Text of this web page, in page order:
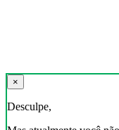
×
Desculpe,